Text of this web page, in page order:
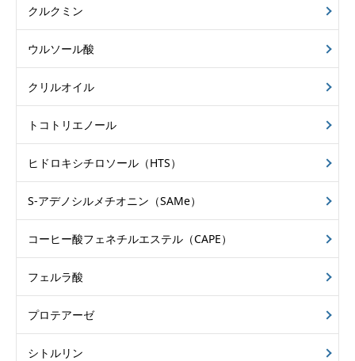
クルクミン
ウルソール酸
クリルオイル
トコトリエノール
ヒドロキシチロソール（HTS）
S-アデノシルメチオニン（SAMe）
コーヒー酸フェネチルエステル（CAPE）
フェルラ酸
プロテアーゼ
シトルリン